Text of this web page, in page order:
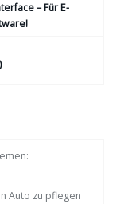
– Für E-
Auto zu pflegen